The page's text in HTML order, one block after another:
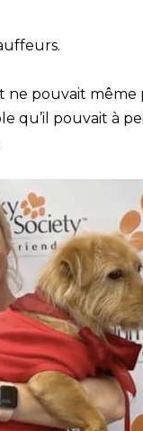
pouvait même
qu’il pouvait à